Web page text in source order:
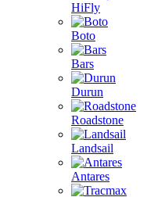
HiFly
Boto
Bars
Durun
Roadstone
Landsail
Antares